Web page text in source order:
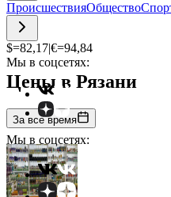
ПроисшествияОбщество
$=82,17|€=94,84
Мы в соцсетях:
Мы в соцсетях:
Цены в Рязани
За все время